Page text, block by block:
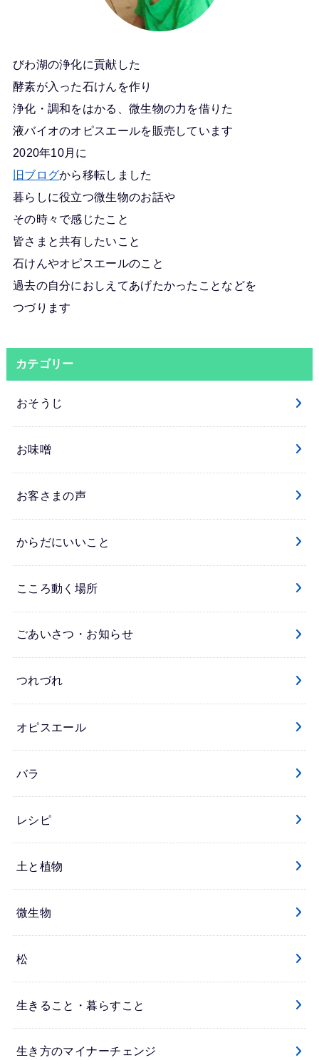
びわ湖の浄化に貢献した
酵素が入った石けんを作り
浄化・調和をはかる、微生物の力を借りた
液バイオのオピスエールを販売しています
2020年10月に
旧ブログから移転しました
暮らしに役立つ微生物のお話や
その時々で感じたこと
皆さまと共有したいこと
石けんやオピスエールのこと
過去の自分におしえてあげたかったことなどを
つづります
カテゴリー
おそうじ
お味噌
お客さまの声
からだにいいこと
こころ動く場所
ごあいさつ・お知らせ
つれづれ
オピスエール
バラ
レシピ
土と植物
微生物
松
生きること・暮らすこと
生き方のマイナーチェンジ